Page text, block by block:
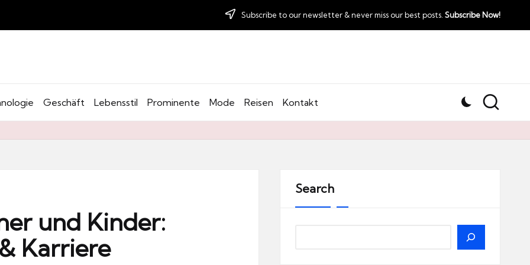
Subscribe to our newsletter & never miss our best posts. Subscribe Now!
Geschäft Lebensstil Prominente Mode Reisen Kontakt
und Kinder:
Karriere
Search